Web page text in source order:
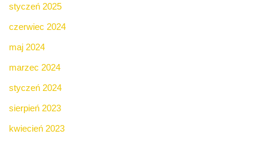
styczeń 2025
czerwiec 2024
maj 2024
marzec 2024
styczeń 2024
sierpień 2023
kwiecień 2023